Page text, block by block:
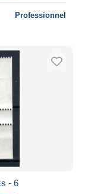
Professionnel
- 6